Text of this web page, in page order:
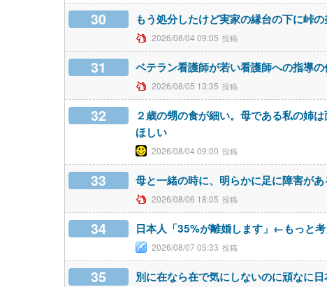
30 もう処分したけど実家の縁台の下に峠
2026/08/04 09:05
31 ベテラン看護師が若い看護師への指導
2026/08/05 13:35
32
２歳の甥の食が細い。母である私の姉
ほしい
2026/08/04 09:00
33 母と一緒の時に、明らかに足に障害が
2026/08/06 18:05
34 日本人「35%が離婚します」←もっと
2026/08/07 05:33
35 別に在なら在で気にしないのに頑なに